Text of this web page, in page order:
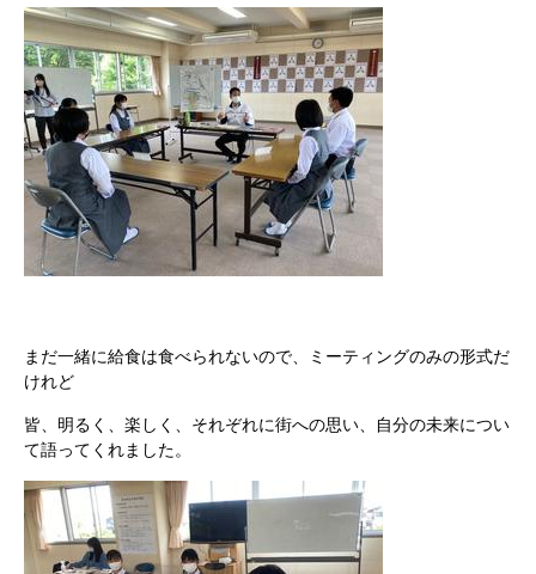
まだ一緒に給食は食べられないので、ミーティングのみの形式だ
けれど
皆、明るく、楽しく、それぞれに街への思い、自分の未来につい
て語ってくれました。